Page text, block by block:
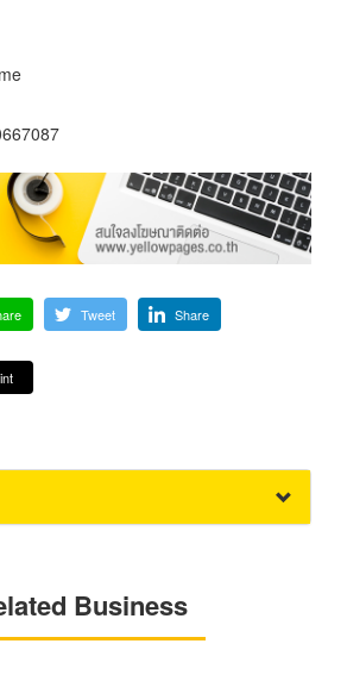
Tweet Share
Business